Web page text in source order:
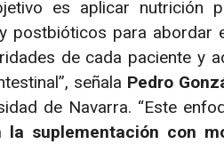
es aplicar nutrición
postbióticos para abordar
de cada paciente y
señala Pedro
de Navarra. “Este
la suplementación con